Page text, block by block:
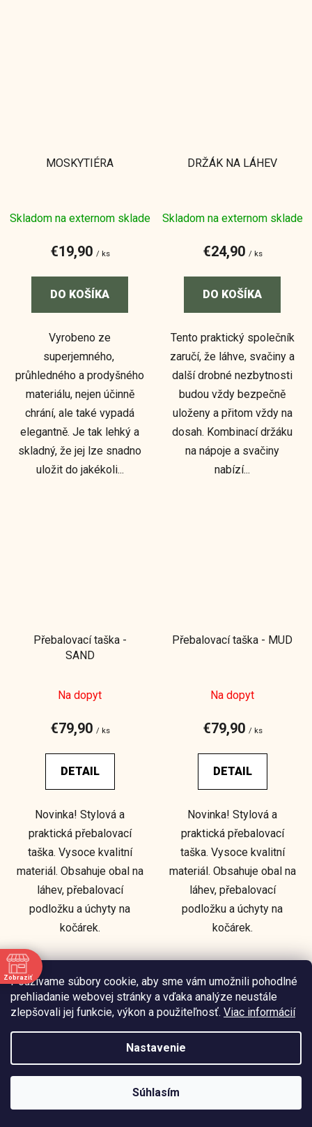
Používame súbory cookie, aby sme vám umožnili pohodlné
prehliadanie webovej stránky a vďaka analýze neustále
zlepšovali jej funkcie, výkon a použiteľnosť. Viac informácií
Nastavenie
Súhlasím
MOSKYTIÉRA
Skladom na externom sklade
€19,90 / ks
DO KOŠÍKA
Vyrobeno ze
superjemného, ​​
průhledného a prodyšného
materiálu, nejen účinně
chrání, ale také vypadá
elegantně. Je tak lehký a
skladný, že jej lze snadno
uložit do jakékoli...
DRŽÁK NA LÁHEV
Skladom na externom sklade
€24,90 / ks
DO KOŠÍKA
Tento praktický společník
zaručí, že láhve, svačiny a
další drobné nezbytnosti
budou vždy bezpečně
uloženy a přitom vždy na
dosah. Kombinací držáku
na nápoje a svačiny
nabízí...
Přebalovací taška -
SAND
Na dopyt
€79,90 / ks
DETAIL
Novinka! Stylová a
praktická přebalovací
taška. Vysoce kvalitní
materiál. Obsahuje obal na
láhev, přebalovací
podložku a úchyty na
kočárek.
Přebalovací taška - MUD
Na dopyt
€79,90 / ks
DETAIL
Novinka! Stylová a
praktická přebalovací
taška. Vysoce kvalitní
materiál. Obsahuje obal na
láhev, přebalovací
podložku a úchyty na
kočárek.
75x100 - Taupe
Deka do postýlky Waffle
Teddy fleece - Sand
Zobraziť